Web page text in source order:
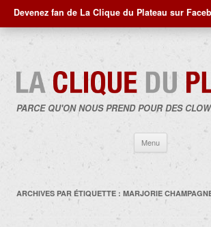
Devenez fan de La Clique du Plateau sur
PARCE QU'ON NOUS PREND POUR DES
Menu
contenu
ARCHIVES PAR ÉTIQUETTE : MARJORIE